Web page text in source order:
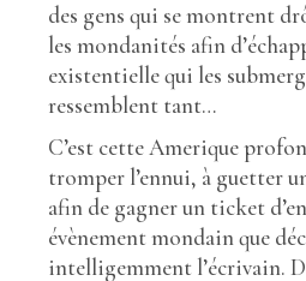
des gens qui se montrent
les mondanités afin
existentielle qui les
ressemblent tant…
C’est cette Amerique
tromper l’ennui, à guetter
afin de gagner un ticket
évènement mondain que
intelligemment l’écrivain.